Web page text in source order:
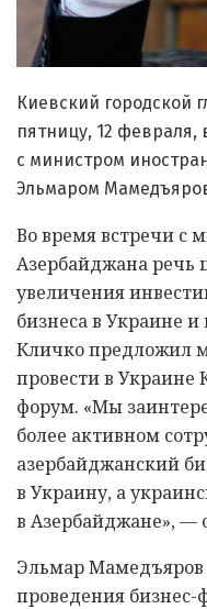
Киевский городской
пятницу, 12
с министром
Эльмаром
Во время встречи с
Азербайджана речь
увеличения
бизнеса в Украине
Кличко предложил
провести в Украине
форум. «Мы
более активном
азербайджанский
в Украину, а
в Азербайджане», —
Эльмар
проведения